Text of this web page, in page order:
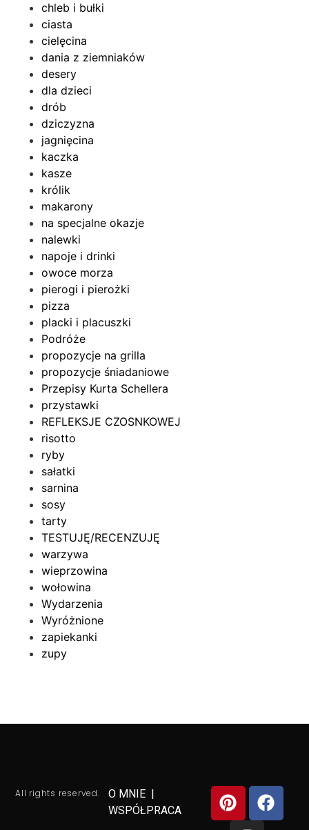
chleb i bułki
ciasta
cielęcina
dania z ziemniaków
desery
dla dzieci
drób
dziczyzna
jagnięcina
kaczka
kasze
królik
makarony
na specjalne okazje
nalewki
napoje i drinki
owoce morza
pierogi i pierożki
pizza
placki i placuszki
Podróże
propozycje na grilla
propozycje śniadaniowe
Przepisy Kurta Schellera
przystawki
REFLEKSJE CZOSNKOWEJ
risotto
ryby
sałatki
sarnina
sosy
tarty
TESTUJĘ/RECENZUJĘ
warzywa
wieprzowina
wołowina
Wydarzenia
Wyróżnione
zapiekanki
zupy
All rights reserved. O MNIE |
WSPÓŁPRACA